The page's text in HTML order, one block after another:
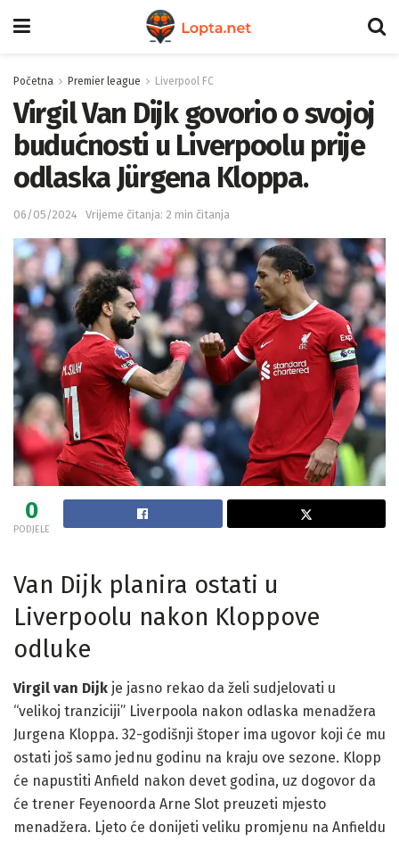
Početna Premier league Liverpool FC
Virgil Van Dijk govorio o svojoj
budućnosti u Liverpoolu prije
odlaska Jürgena Kloppa.
06/05/2024 Vrijeme čitanja: 2 min čitanja
0
PODJELE
Van Dijk planira ostati u
Liverpoolu nakon Kloppove
odluke
Virgil van Dijk je jasno rekao da želi sudjelovati u
“velikoj tranziciji” Liverpoola nakon odlaska menadžera
Jurgena Kloppa. 32-godišnji štoper ima ugovor koji će mu
ostati još samo jednu godinu na kraju ove sezone. Klopp
će napustiti Anfield nakon devet godina, uz dogovor da
će trener Feyenoorda Arne Slot preuzeti mjesto
menadžera. Ljeto će donijeti veliku promjenu na Anfieldu